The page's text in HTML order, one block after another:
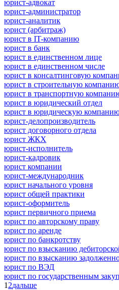
юрист-адвокат
юрист-администратор
юрист-аналитик
юрист (арбитраж)
юрист в IT-компанию
юрист в банк
юрист в единственном лице
юрист в единственном числе
юрист в консалтинговую
юрист в строительную
юрист в транспортную
юрист в юридический отдел
юрист в юридическую
юрист-делопроизводитель
юрист договорного отдела
юрист ЖКХ
юрист-исполнитель
юрист-кадровик
юрист компании
юрист-международник
юрист начального уровня
юрист общей практики
юрист-оформитель
юрист первичного приема
юрист по авторскому праву
юрист по аренде
юрист по банкротству
юрист по взысканию
юрист по взысканию
юрист по ВЭД
юрист по государственным
1 2дальше